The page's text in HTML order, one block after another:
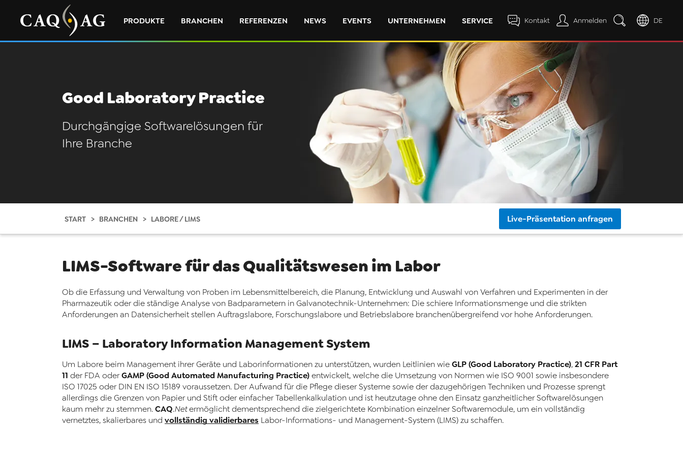
PRODUKTE BRANCHEN REFERENZEN NEWS EVENTS UNTERNEHMEN SERVICE Kontakt Anmelden DE
Good Laboratory Practice
Durchgängige Softwarelösungen für
Ihre Branche
START BRANCHEN LABORE / LIMS Live-Präsentation anfragen
LIMS-Software für das Qualitätswesen im Labor
Ob die Erfassung und Verwaltung von Proben im Lebensmittelbereich, die Planung, Entwicklung und Auswahl von Verfahren und Experimenten in der
Pharmazeutik oder die ständige Analyse von Badparametern in Galvanotechnik-Unternehmen: Die schiere Informationsmenge und die strikten
Anforderungen an Datensicherheit stellen Auftragslabore, Forschungslabore und Betriebslabore branchenübergreifend vor hohe Anforderungen.
LIMS – Laboratory Information Management System
Um Labore beim Management ihrer Geräte und Laborinformationen zu unterstützen, wurden Leitlinien wie GLP (Good Laboratory Practice), 21 CFR Part
11 der FDA oderGAMP (Good Automated Manufacturing Practice) entwickelt, welche die Umsetzung von Normen wie ISO 9001 sowie insbesondere
ISO 17025 oder DIN EN ISO 15189 voraussetzen. Der Aufwand für die Pflege dieser Systeme sowie der dazugehörigen Techniken und Prozesse sprengt
allerdings die Grenzen von Papier und Stift oder einfacher Tabellenkalkulation und ist heutzutage ohne den Einsatz ganzheitlicher Softwarelösungen
kaum mehr zu stemmen. CAQ.Netermöglicht dementsprechend die zielgerichtete Kombination einzelner Softwaremodule, um ein vollständig
vernetztes, skalierbares und vollständig validierbares Labor-Informations- und Management-System (LIMS) zu schaffen.